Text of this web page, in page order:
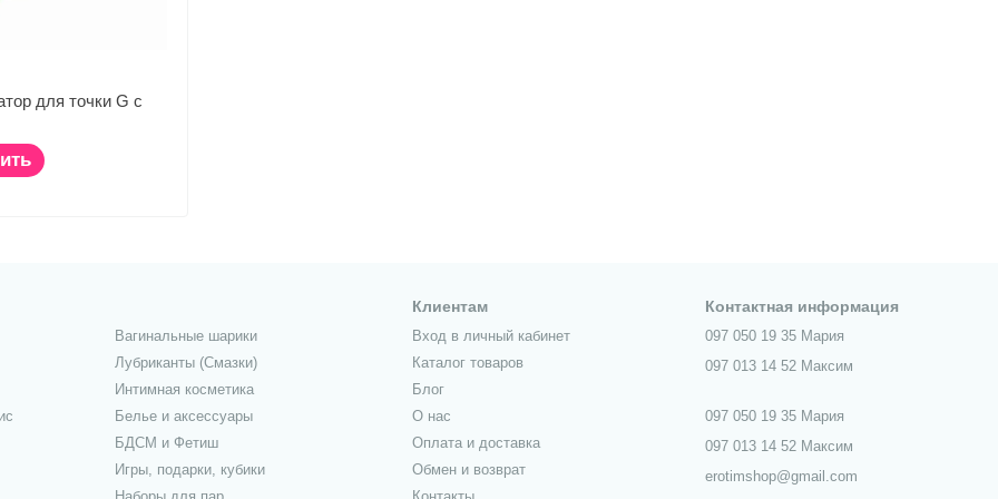
для точки G с
Вагинальные шарики
Лубриканты (Смазки)
Интимная косметика
Белье и аксессуары
БДСМ и Фетиш
Игры, подарки, кубики
Клиентам
Вход в личный кабинет
Каталог товаров
Блог
О нас
Оплата и доставка
Обмен и возврат
Контактная информация
097 050 19 35 Мария
097 013 14 52 Максим
097 050 19 35 Мария
097 013 14 52 Максим
erotimshop@gmail.com